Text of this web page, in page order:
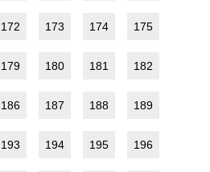
172 173 174 175
179 180 181 182
186 187 188 189
193 194 195 196